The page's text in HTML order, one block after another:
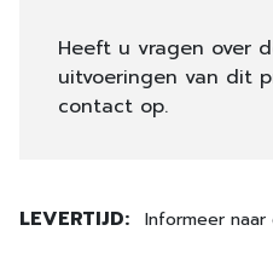
Heeft u vragen over
uitvoeringen van dit
contact op.
LEVERTIJD: Informeer